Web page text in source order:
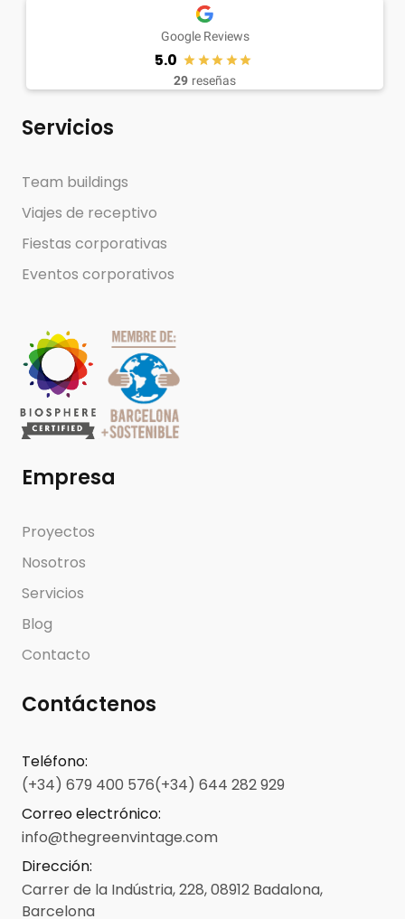
Google Reviews
5.0
29 reseñas
Servicios
Team buildings
Viajes de receptivo
Fiestas corporativas
Eventos corporativos
Empresa
Proyectos
Nosotros
Servicios
Blog
Contacto
Contáctenos
Teléfono:
(+34) 679 400 576(+34) 644 282 929
Correo electrónico:
info@thegreenvintage.com
Dirección:
Carrer de la Indústria, 228, 08912 Badalona,
Barcelona